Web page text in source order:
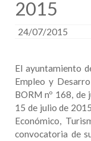
2015
24/07/2015
El ayuntamiento
Empleo y
BORM nº 168, de
15 de julio de
Económico,
convocatoria de